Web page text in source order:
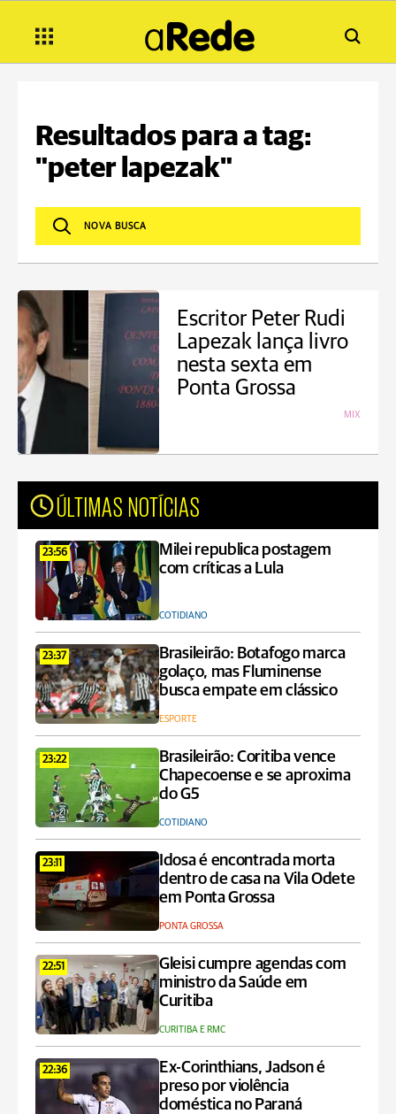
Resultados para a tag:
"peter lapezak"
Escritor Peter Rudi
Lapezak lança livro
nesta sexta em
Ponta Grossa
MIX
ÚLTIMAS NOTÍCIAS
23:56
Milei republica postagem
com críticas a Lula
COTIDIANO
23:37
Brasileirão: Botafogo marca
golaço, mas Fluminense
busca empate em clássico
ESPORTE
23:22
Brasileirão: Coritiba vence
Chapecoense e se aproxima
do G5
COTIDIANO
23:11
Idosa é encontrada morta
dentro de casa na Vila Odete
em Ponta Grossa
PONTA GROSSA
22:51
Gleisi cumpre agendas com
ministro da Saúde em
Curitiba
CURITIBA E RMC
22:36
Ex-Corinthians, Jadson é
preso por violência
doméstica no Paraná